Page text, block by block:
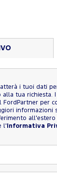
i tuoi dati
alla tua richiesta.
FordPartner per
informazioni
all'estero
l' Informativa